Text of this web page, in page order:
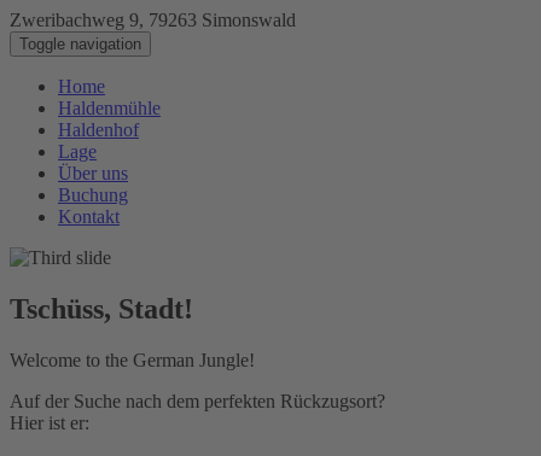
Zweribachweg 9, 79263 Simonswald
Toggle navigation
Home
Haldenmühle
Haldenhof
Lage
Über uns
Buchung
Kontakt
Tschüss, Stadt!
Welcome to the German Jungle!
Auf der Suche nach dem perfekten Rückzugsort?
Hier ist er: